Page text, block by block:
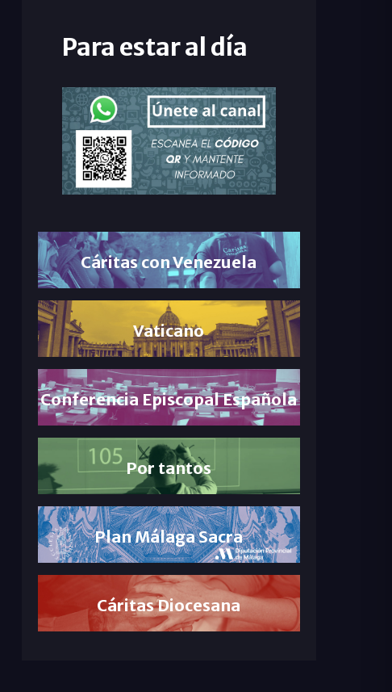
Para estar al día
Cáritas con Venezuela
Vaticano
Conferencia Episcopal Española
Por tantos
Plan Málaga Sacra
Cáritas Diocesana